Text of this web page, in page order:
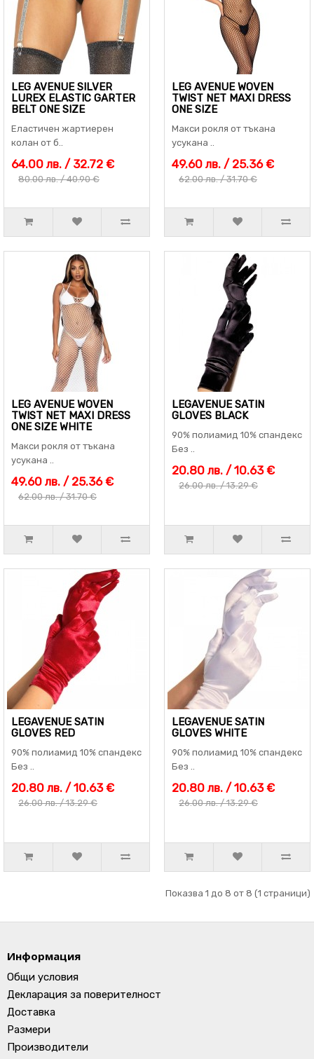
LEG AVENUE SILVER
LUREX ELASTIC GARTER
BELT ONE SIZE
Еластичен жартиерен
колан от б..
64.00 лв. / 32.72 €
80.00 лв. / 40.90 €
LEG AVENUE WOVEN
TWIST NET MAXI DRESS
ONE SIZE
Макси рокля от тъкана
усукана ..
49.60 лв. / 25.36 €
62.00 лв. / 31.70 €
LEG AVENUE WOVEN
TWIST NET MAXI DRESS
ONE SIZE WHITE
Макси рокля от тъкана
усукана ..
49.60 лв. / 25.36 €
62.00 лв. / 31.70 €
LEGAVENUE SATIN
GLOVES BLACK
90% полиамид 10% спандекс
Без ..
20.80 лв. / 10.63 €
26.00 лв. / 13.29 €
LEGAVENUE SATIN
GLOVES RED
90% полиамид 10% спандекс
Без ..
20.80 лв. / 10.63 €
26.00 лв. / 13.29 €
LEGAVENUE SATIN
GLOVES WHITE
90% полиамид 10% спандекс
Без ..
20.80 лв. / 10.63 €
26.00 лв. / 13.29 €
Показва 1 до 8 от 8 (1 страници)
Информация
Общи условия
Декларация за поверителност
Доставка
Размери
Производители